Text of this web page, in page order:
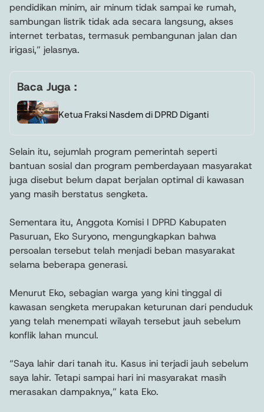
pendidikan minim, air minum tidak sampai ke rumah,
sambungan listrik tidak ada secara langsung, akses
internet terbatas, termasuk pembangunan jalan dan
irigasi,” jelasnya.
Baca Juga :
Ketua Fraksi Nasdem di DPRD Diganti
Selain itu, sejumlah program pemerintah seperti
bantuan sosial dan program pemberdayaan masyarakat
juga disebut belum dapat berjalan optimal di kawasan
yang masih berstatus sengketa.
Sementara itu, Anggota Komisi I DPRD Kabupaten
Pasuruan, Eko Suryono, mengungkapkan bahwa
persoalan tersebut telah menjadi beban masyarakat
selama beberapa generasi.
Menurut Eko, sebagian warga yang kini tinggal di
kawasan sengketa merupakan keturunan dari penduduk
yang telah menempati wilayah tersebut jauh sebelum
konflik lahan muncul.
“Saya lahir dari tanah itu. Kasus ini terjadi jauh sebelum
saya lahir. Tetapi sampai hari ini masyarakat masih
merasakan dampaknya,” kata Eko.